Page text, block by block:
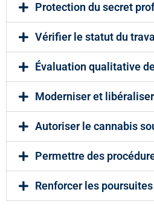
Protection du secret
Vérifier le statut du
Évaluation qualitative
Moderniser et
Autoriser le cannabis
Permettre des
Renforcer les